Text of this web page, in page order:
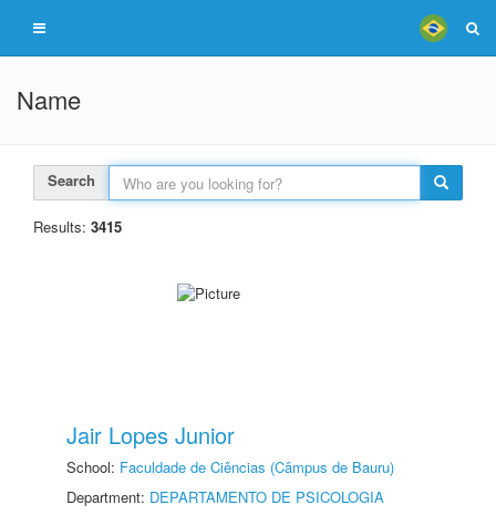
Name
Search
Results: 3415
Jair Lopes Junior
School: Faculdade de Ciências (Câmpus de Bauru)
Department: DEPARTAMENTO DE PSICOLOGIA